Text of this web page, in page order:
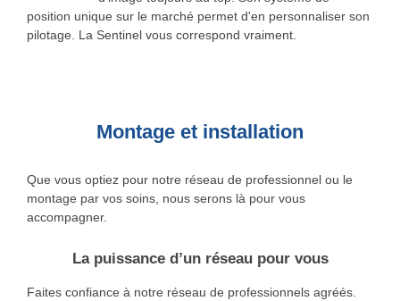
position unique sur le marché permet d'en personnaliser son
pilotage. La Sentinel vous correspond vraiment.
Montage et installation
Que vous optiez pour notre réseau de professionnel ou le
montage par vos soins, nous serons là pour vous
accompagner.
La puissance d’un réseau pour vous
Faites confiance à notre réseau de professionnels agréés.